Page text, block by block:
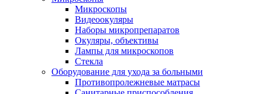
Микроскопы
Видеоокуляры
Наборы микропрепаратов
Окуляры, объективы
Лампы для микроскопов
Стекла
Оборудование для ухода за больными
Противопролежневые матрасы